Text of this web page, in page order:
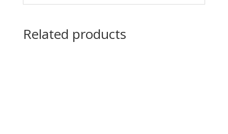
Related products